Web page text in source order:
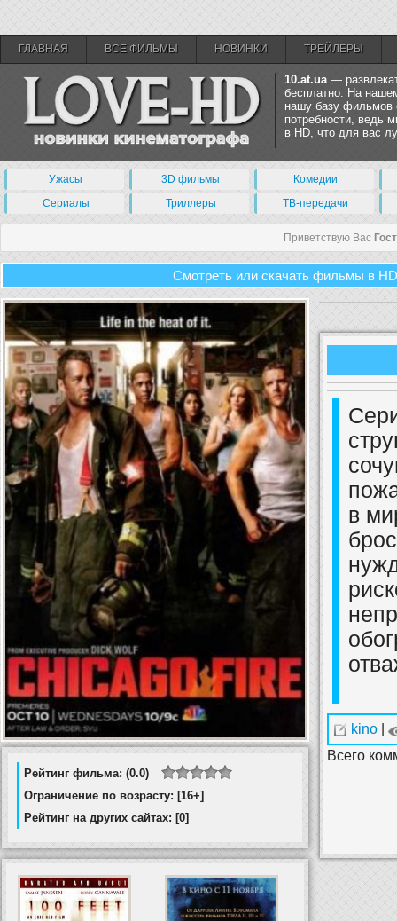
ГЛАВНАЯ ВСЕ ФИЛЬМЫ НОВИНКИ ТРЕЙЛЕРЫ
10.at.ua—
бесплатно. На
нашу базу фильмов
потребности, ведь
в HD, что для вас
Ужасы 3D фильмы
Комедии
Сериалы
Триллеры ТВ-передачи
Приветствую Вас
Смотреть или скачать фильмы в
Рейтинг фильма: (0.0)
Ограничение по возрасту: [16+]
Рейтинг на других сайтах: [0]
в
kino
Всего